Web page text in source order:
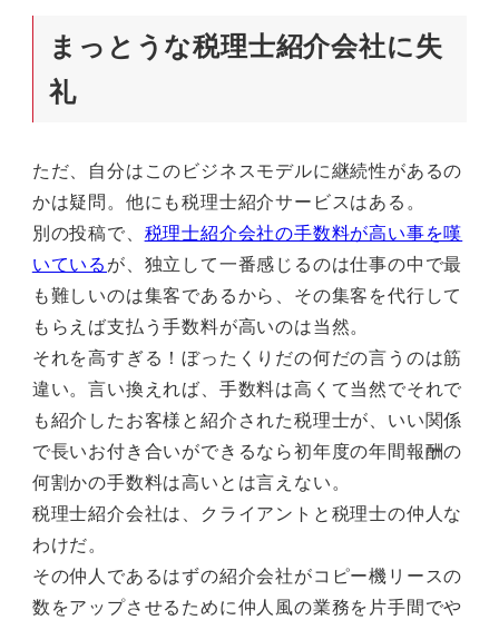
まっとうな税理士紹介会社に失
礼
ただ、自分はこのビジネスモデルに継続性があるの
かは疑問。他にも税理士紹介サービスはある。
別の投稿で、 税理士紹介会社の手数料が高い事を嘆
いているが、独立して一番感じるのは仕事の中で最
も難しいのは集客であるから、その集客を代行して
もらえば支払う手数料が高いのは当然。
それを高すぎる！ぼったくりだの何だの言うのは筋
違い。言い換えれば、手数料は高くて当然でそれで
も紹介したお客様と紹介された税理士が、いい関係
で長いお付き合いができるなら初年度の年間報酬の
何割かの手数料は高いとは言えない。
税理士紹介会社は、クライアントと税理士の仲人な
わけだ。
その仲人であるはずの紹介会社がコピー機リースの
数をアップさせるために仲人風の業務を片手間でや